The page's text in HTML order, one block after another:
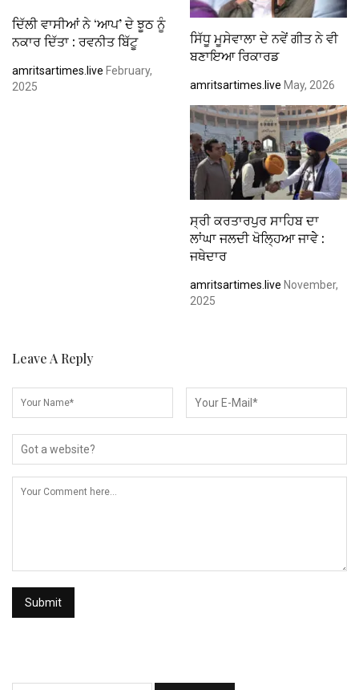
ਸਿੱਧੂ ਮੂਸੇਵਾਲਾ ਦੇ ਨਵੇਂ ਗੀਤ ਨੇ ਵੀ
ਬਣਾਇਆ ਰਿਕਾਰਡ
amritsartimes.live May, 2026
ਦਿੱਲੀ ਵਾਸੀਆਂ ਨੇ ‘ਆਪ’ ਦੇ ਝੂਠ ਨੂੰ
ਨਕਾਰ ਦਿੱਤਾ : ਰਵਨੀਤ ਬਿੱਟੂ
amritsartimes.live February,
2025
ਸ੍ਰੀ ਕਰਤਾਰਪੁਰ ਸਾਹਿਬ ਦਾ
ਲਾਂਘਾ ਜਲਦੀ ਖੋਲ੍ਹਿਆ ਜਾਵੇੇ :
ਜਥੇਦਾਰ
amritsartimes.live November,
2025
Leave A Reply